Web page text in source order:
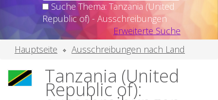
Suche Thema: Tanzania (United
Republic of) - Ausschreibungen
Erweiterte Suche
Hauptseite
Ausschreibungen nach Land
Tanzania (United
Republic of):